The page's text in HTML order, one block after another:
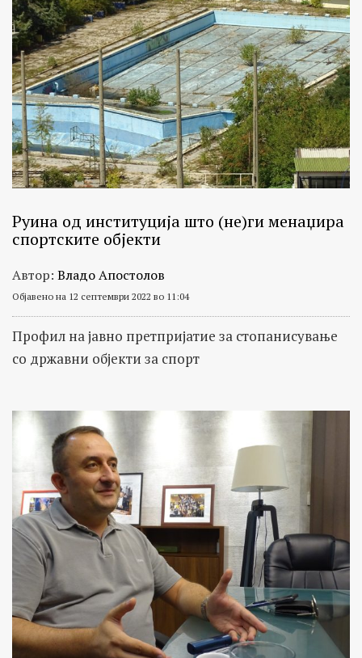
Руина од институција што (не)ги менаџира
спортските објекти
Автор: Владо Апостолов
Објавено на 12 септември 2022 во 11:04
Профил на јавно претпријатие за стопанисување
со државни објекти за спорт